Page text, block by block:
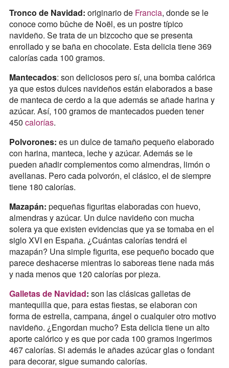
Tronco de Navidad: originario de Francia, donde se le
conoce como bûche de Noël, es un postre típico
navideño. Se trata de un bizcocho que se presenta
enrollado y se baña en chocolate. Esta delicia tiene 369
calorías cada 100 gramos.
Mantecados: son deliciosos pero sí, una bomba calórica
ya que estos dulces navideños están elaborados a base
de manteca de cerdo a la que además se añade harina y
azúcar. Así, 100 gramos de mantecados pueden tener
450 calorías.
Polvorones: es un dulce de tamaño pequeño elaborado
con harina, manteca, leche y azúcar. Además se le
pueden añadir complementos como almendras, limón o
avellanas. Pero cada polvorón, el clásico, el de siempre
tiene 180 calorías.
Mazapán: pequeñas figuritas elaboradas con huevo,
almendras y azúcar. Un dulce navideño con mucha
solera ya que existen evidencias que ya se tomaba en el
siglo XVI en España. ¿Cuántas calorías tendrá el
mazapán? Una simple figurita, ese pequeño bocado que
parece deshacerse mientras lo saboreas tiene nada más
y nada menos que 120 calorías por pieza.
Galletas de Navidad: son las clásicas galletas de
mantequilla que, para estas fiestas, se elaboran con
forma de estrella, campana, ángel o cualquier otro motivo
navideño. ¿Engordan mucho? Esta delicia tiene un alto
aporte calórico y es que por cada 100 gramos ingerimos
467 calorías. Si además le añades azúcar glas o fondant
para decorar, sigue sumando calorías.